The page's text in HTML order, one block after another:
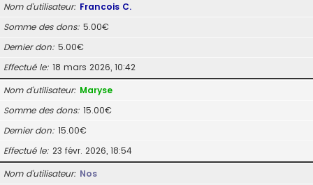
Nom d’utilisateur Francois C.
Somme des dons 5.00€
Dernier don 5.00€
Effectué le 18 mars 2026, 10:42
Nom d’utilisateur Maryse
Somme des dons 15.00€
Dernier don 15.00€
Effectué le 23 févr. 2026, 18:54
Nom d’utilisateur Nos